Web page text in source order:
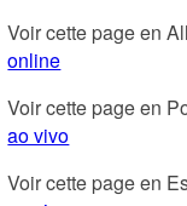
Voir cette page en
online
Voir cette page en
ao vivo
Voir cette page en